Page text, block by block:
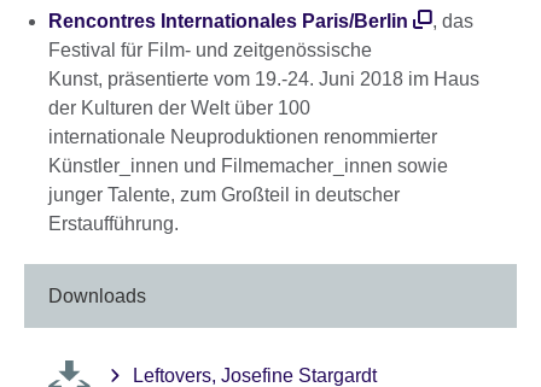
Rencontres Internationales Paris/Berlin
, das
Festival für Film- und zeitgenössische
Kunst, präsentierte vom 19.-24. Juni 2018 im Haus
der Kulturen der Welt über 100
internationale Neuproduktionen renommierter
Künstler_innen und Filmemacher_innen sowie
junger Talente, zum Großteil in deutscher
Erstaufführung.
Downloads
Leftovers, Josefine Stargardt